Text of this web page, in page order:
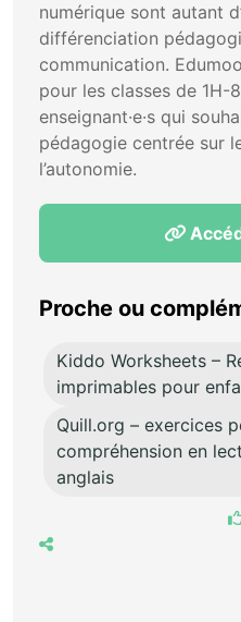
numérique sont autant
différenciation
communication.
pour les classes de 1H-
enseignant·e·s qui
pédagogie centrée sur
l’autonomie.
Proche ou
Kiddo Worksheets –
imprimables pour
Quill.org – exercices
compréhension en
anglais